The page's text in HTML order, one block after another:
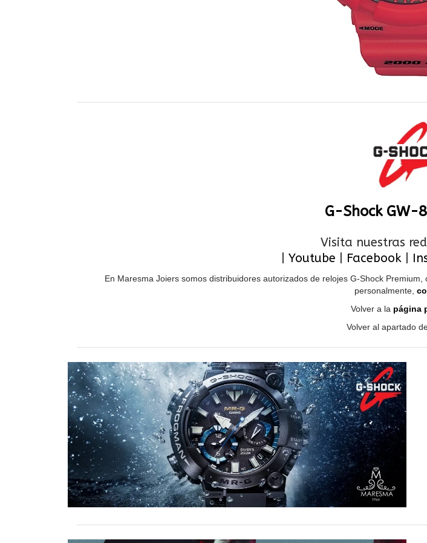
G-Shock GW-
Visita nuestras
Youtube Facebook
En Maresma Joiers somos distribuidores autorizados de relojes G-Shock
personalmente,
Volver a la página
Volver al apartado